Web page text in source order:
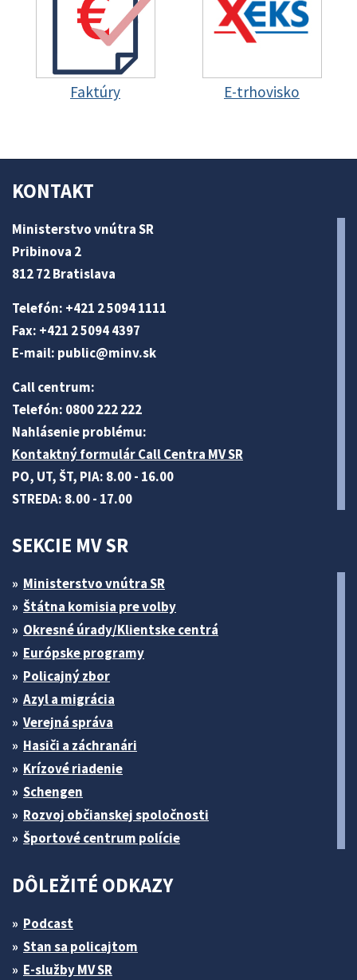
Faktúry E-trhovisko
KONTAKT
Ministerstvo vnútra SR
Pribinova 2
812 72 Bratislava
Telefón: +421 2 5094 1111
Fax: +421 2 5094 4397
E-mail: public@minv.sk
Call centrum:
Telefón: 0800 222 222
Nahlásenie problému:
Kontaktný formulár Call Centra MV SR
PO, UT, ŠT, PIA: 8.00 - 16.00
STREDA: 8.00 - 17.00
SEKCIE MV SR
Ministerstvo vnútra SR
Štátna komisia pre volby
Okresné úrady/Klientske centrá
Európske programy
Policajný zbor
Azyl a migrácia
Verejná správa
Hasiči a záchranári
Krízové riadenie
Schengen
Rozvoj občianskej spoločnosti
Športové centrum polície
DÔLEŽITÉ ODKAZY
Podcast
Stan sa policajtom
E-služby MV SR